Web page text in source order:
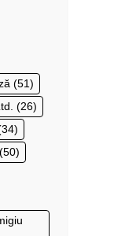
(51)
(26)
(50)